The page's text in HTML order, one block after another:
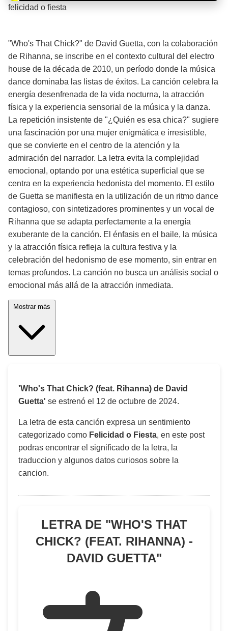
Barra de progreso de la reproducción
felicidad o fiesta
"Who's That Chick?" de David Guetta, con la colaboración
de Rihanna, se inscribe en el contexto cultural del electro
house de la década de 2010, un período donde la música
dance dominaba las listas de éxitos. La canción celebra la
energía desenfrenada de la vida nocturna, la atracción
física y la experiencia sensorial de la música y la danza.
La repetición insistente de "¿Quién es esa chica?" sugiere
una fascinación por una mujer enigmática e irresistible,
que se convierte en el centro de la atención y la
admiración del narrador. La letra evita la complejidad
emocional, optando por una estética superficial que se
centra en la experiencia hedonista del momento. El estilo
de Guetta se manifiesta en la utilización de un ritmo dance
contagioso, con sintetizadores prominentes y un vocal de
Rihanna que se adapta perfectamente a la energía
exuberante de la canción. El énfasis en el baile, la música
y la atracción física refleja la cultura festiva y la
celebración del hedonismo de ese momento, sin entrar en
temas profundos. La canción no busca un análisis social o
emocional más allá de la atracción inmediata.
'Who's That Chick? (feat. Rihanna) de David
Guetta' se estrenó el 12 de octubre de 2024.
La letra de esta canción expresa un sentimiento
categorizado como Felicidad o Fiesta, en este post
podras encontrar el significado de la letra, la
traduccion y algunos datos curiosos sobre la
cancion.
LETRA DE "WHO'S THAT
CHICK? (FEAT. RIHANNA) -
DAVID GUETTA"